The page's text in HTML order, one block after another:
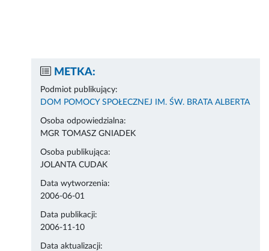
METKA:
Podmiot publikujący:
DOM POMOCY SPOŁECZNEJ IM. ŚW. BRATA ALBERTA
Osoba odpowiedzialna:
MGR TOMASZ GNIADEK
Osoba publikująca:
JOLANTA CUDAK
Data wytworzenia:
2006-06-01
Data publikacji:
2006-11-10
Data aktualizacji: